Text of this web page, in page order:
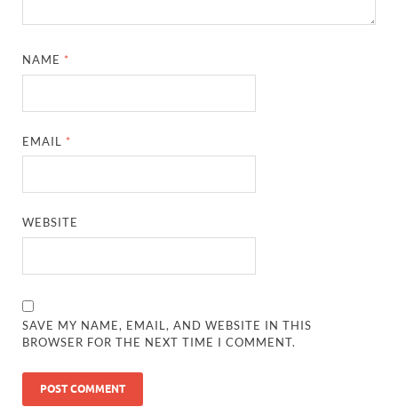
NAME *
EMAIL *
WEBSITE
SAVE MY NAME, EMAIL, AND WEBSITE IN THIS
BROWSER FOR THE NEXT TIME I COMMENT.